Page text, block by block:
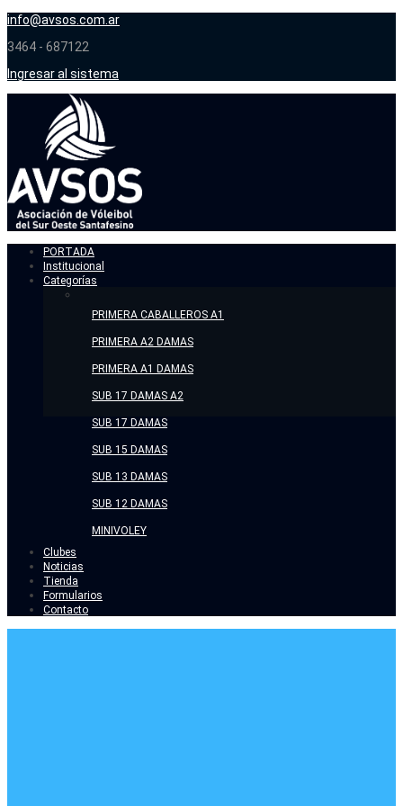
info@avsos.com.ar
3464 - 687122
Ingresar al sistema
PORTADA
Institucional
Categorías
PRIMERA CABALLEROS A1
PRIMERA A2 DAMAS
PRIMERA A1 DAMAS
SUB 17 DAMAS A2
SUB 17 DAMAS
SUB 15 DAMAS
SUB 13 DAMAS
SUB 12 DAMAS
MINIVOLEY
Clubes
Noticias
Tienda
Formularios
Contacto